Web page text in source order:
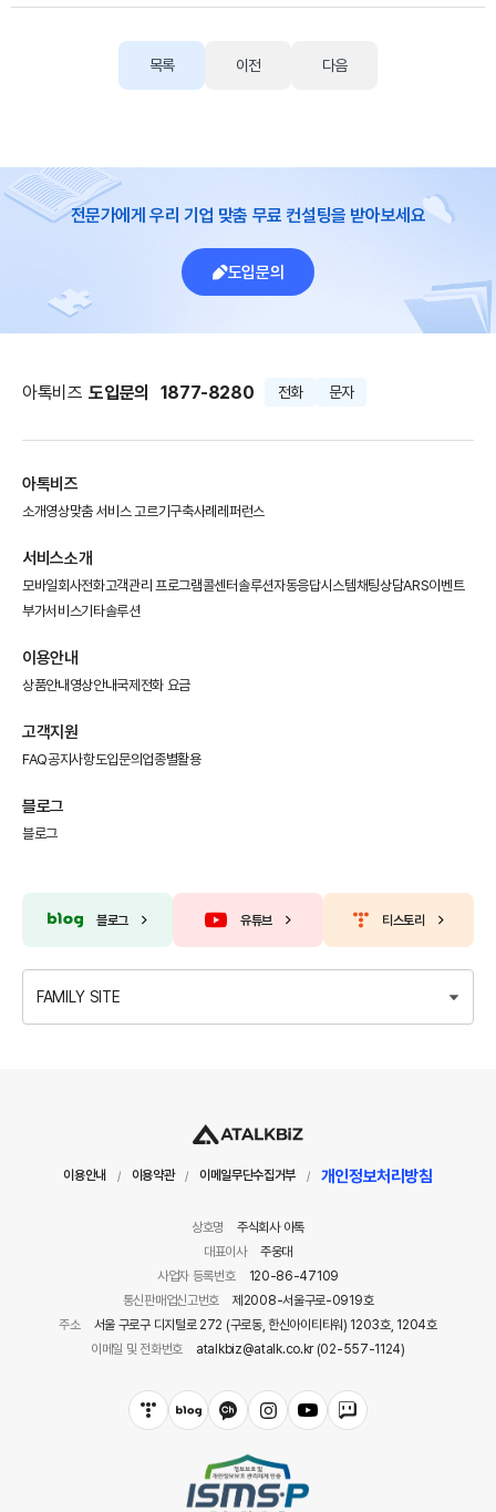
목록 이전 다음
전문가에게 우리 기업 맞춤 무료 컨설팅을 받아보세요
도입문의
아톡비즈 도입문의 1877-8280 전화 문자
아톡비즈
소개영상맞춤 서비스 고르기구축사례 레퍼런스
서비스소개
모바일회사전화고객관리 프로그램콜센터솔루션자동응답시스템채팅상담ARS이벤트
부가서비스기타솔루션
이용안내
상품안내 영상안내국제전화 요금
고객지원
FAQ공지사항도입문의 업종별활용
블로그
블로그
블로그 유튜브 티스토리
FAMILY SITE
이용안내 / 이용약관 / 이메일무단수집거부 / 개인정보처리방침
상호명
주식회사 아톡
대표이사
주웅대
사업자 등록번호
120-86-47109
통신판매업신고번호
제2008-서울구로-0919호
주소
서울 구로구 디지털로 272 (구로동, 한신아이티타워) 1203호, 1204호
이메일 및 전화번호
atalkbiz@atalk.co.kr (02-557-1124)